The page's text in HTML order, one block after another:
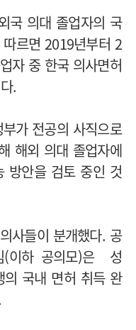
국 의대 졸업자의 국
르면 2019년부터 2
자 중 한국 의사면허
.
가 전공의 사직으로
해외 의대 졸업자에
방안을 검토 중인 것
사들이 분개했다. 공
(이하 공의모)은 성
국내 면허 취득 완